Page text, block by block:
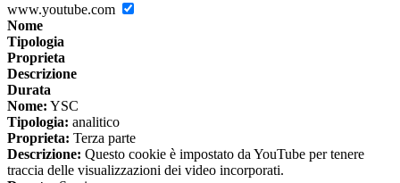
www.youtube.com
Nome
Tipologia
Proprieta
Descrizione
Durata
Nome: YSC
Tipologia: analitico
Proprieta: Terza parte
Descrizione: Questo cookie è impostato da YouTube per tenere
traccia delle visualizzazioni dei video incorporati.